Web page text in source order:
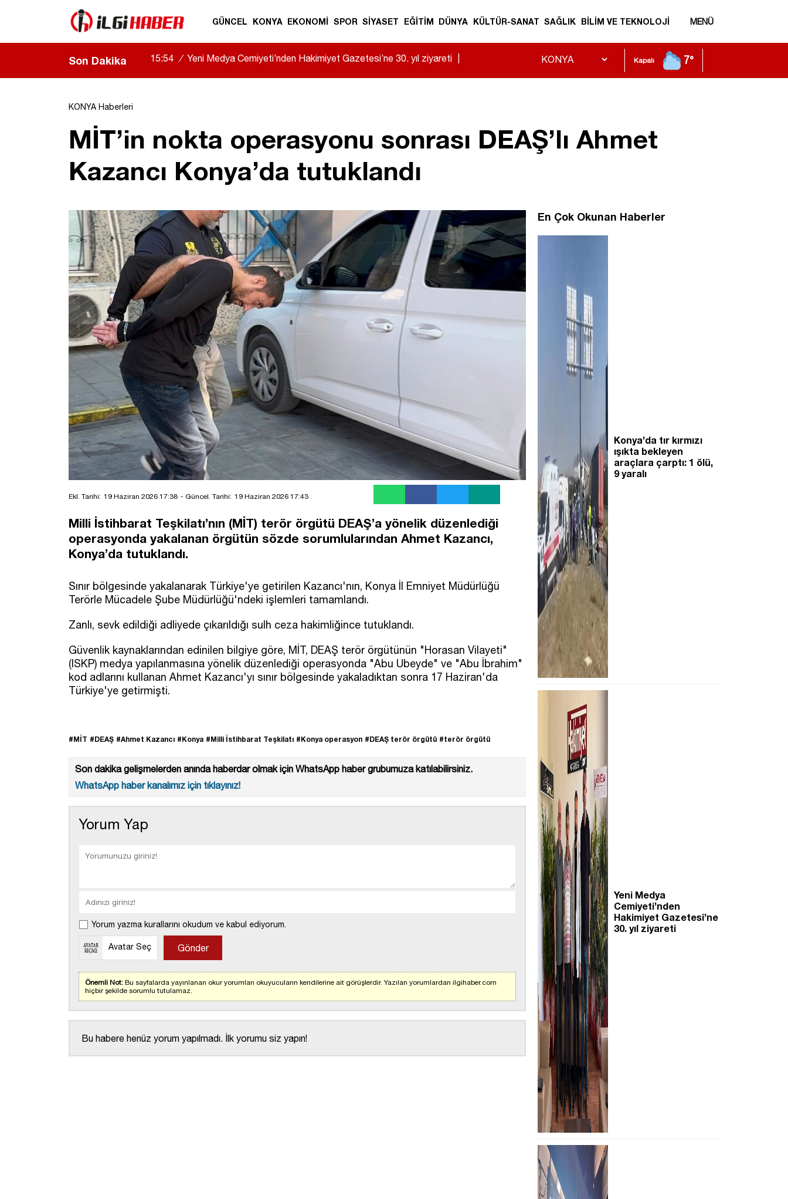
GÜNCEL KONYA EKONOMİ SPOR SİYASET EĞİTİM DÜNYA KÜLTÜR-SANAT SAĞLIK BİLİM VE TEKNOLOJİ MENÜ
Son Dakika 15:54 / Yeni Medya Cemiyeti’nden Hakimiyet Gazetesi’ne 30. yıl ziyareti Kapalı 7°
KONYA Haberleri
MİT’in nokta operasyonu sonrası DEAŞ’lı Ahmet
Kazancı Konya’da tutuklandı
Ekl. Tarihi: 19 Haziran 2026 17:38 - Güncel. Tarihi: 19 Haziran 2026 17:43
Milli İstihbarat Teşkilatı’nın (MİT) terör örgütü DEAŞ’a yönelik düzenlediği
operasyonda yakalanan örgütün sözde sorumlularından Ahmet Kazancı,
Konya’da tutuklandı.
Sınır bölgesinde yakalanarak Türkiye'ye getirilen Kazancı'nın, Konya İl Emniyet Müdürlüğü
Terörle Mücadele Şube Müdürlüğü'ndeki işlemleri tamamlandı.
Zanlı, sevk edildiği adliyede çıkarıldığı sulh ceza hakimliğince tutuklandı.
Güvenlik kaynaklarından edinilen bilgiye göre, MİT, DEAŞ terör örgütünün "Horasan Vilayeti"
(ISKP) medya yapılanmasına yönelik düzenlediği operasyonda "Abu Ubeyde" ve "Abu İbrahim"
kod adlarını kullanan Ahmet Kazancı'yı sınır bölgesinde yakaladıktan sonra 17 Haziran'da
Türkiye'ye getirmişti.
#MİT #DEAŞ #Ahmet Kazancı #Konya #Milli İstihbarat Teşkilatı #Konya operasyon #DEAŞ terör örgütü #terör örgütü
Son dakika gelişmelerden anında haberdar olmak için WhatsApp haber grubumuza katılabilirsiniz.
WhatsApp haber kanalımız için tıklayınız!
Yorum Yap
Yorum yazma kurallarını okudum ve kabul ediyorum.
Avatar Seç
Önemli Not: Bu sayfalarda yayınlanan okur yorumları okuyucuların kendilerine ait görüşlerdir. Yazılan yorumlardan ilgihaber.com
hiçbir şekilde sorumlu tutulamaz.
Bu habere henüz yorum yapılmadı. İlk yorumu siz yapın!
En Çok Okunan Haberler
Konya’da tır kırmızı
ışıkta bekleyen
araçlara çarptı: 1 ölü,
9 yaralı
Yeni Medya
Cemiyeti’nden
Hakimiyet Gazetesi’ne
30. yıl ziyareti